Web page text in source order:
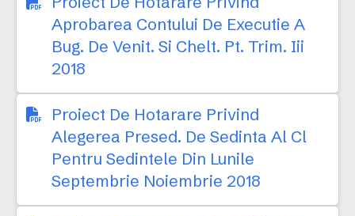
Aprobarea Contului De Executie A
Bug. De Venit. Si Chelt. Pt. Trim. Iii
2018
Proiect De Hotarare Privind
Alegerea Presed. De Sedinta Al Cl
Pentru Sedintele Din Lunile
Septembrie Noiembrie 2018